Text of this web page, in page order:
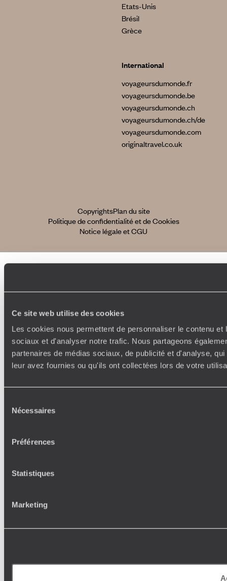
Ce site web utilise des cookies
Les cookies nous permettent de personnaliser le contenu
sociaux et d'analyser notre trafic. Nous partageons
partenaires de médias sociaux, de publicité et d'analyse,
leur avez fournies ou qu'ils ont collectées lors de votre
Nécessaires
Préférences
Statistiques
Marketing
Etats-Unis
Brésil
Grèce
International
voyageursdumonde.fr
voyageursdumonde.be
voyageursdumonde.ch
voyageursdumonde.ch/de
voyageursdumonde.com
originaltravel.co.uk
CopyrightsPlan du site
Politique de confidentialité et de Cookies
Notice légale et CGU